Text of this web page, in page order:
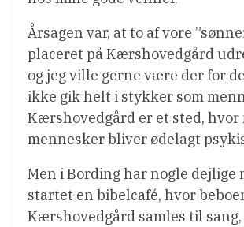
Årsagen var, at to af vore
placeret på Kærshovedgård
og jeg ville gerne være der for
ikke gik helt i stykker som
Kærshovedgård er et sted, hvor
mennesker bliver ødelagt
Men i Bording har nogle dejlige
startet en bibelcafé, hvor
Kærshovedgård samles til